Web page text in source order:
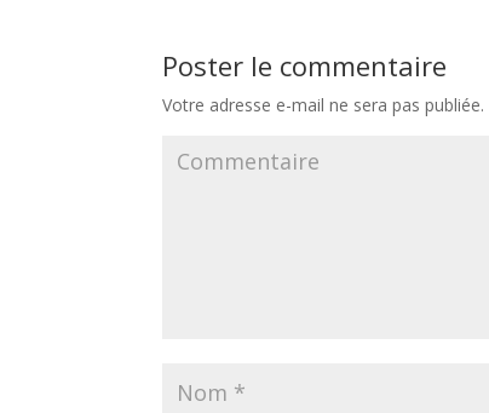
Poster le commentaire
Votre adresse e-mail ne sera pas publiée.